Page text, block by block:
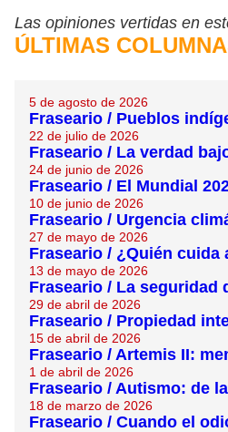
Las opiniones vertidas en
ÚLTIMAS
5 de agosto de 2026
Fraseario / Pueblos
22 de julio de 2026
Fraseario / La verdad
24 de junio de 2026
Fraseario / El Mundial
10 de junio de 2026
Fraseario / Urgencia
27 de mayo de 2026
Fraseario / ¿Quién cuida
13 de mayo de 2026
Fraseario / La seguridad
29 de abril de 2026
Fraseario / Propiedad
15 de abril de 2026
Fraseario / Artemis II:
1 de abril de 2026
Fraseario / Autismo: de
18 de marzo de 2026
Fraseario / Cuando el